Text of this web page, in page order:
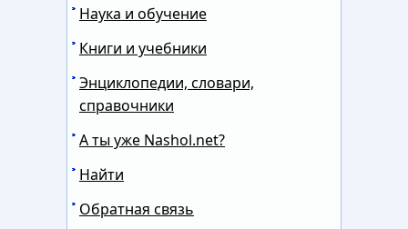
Наука и обучение
Книги и учебники
Энциклопедии, словари,
справочники
А ты уже Nashol.net?
Найти
Обратная связь